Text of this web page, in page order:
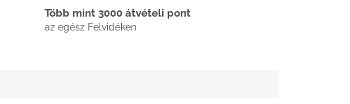
Több mint 3000 átvételi pont
az egész Felvidéken